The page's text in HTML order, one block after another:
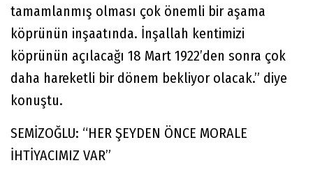
tamamlanmış olması çok önemli bir aşama
köprünün inşaatında. İnşallah kentimizi
köprünün açılacağı 18 Mart 1922’den sonra çok
daha hareketli bir dönem bekliyor olacak.” diye
konuştu.
SEMİZOĞLU: “HER ŞEYDEN ÖNCE MORALE
İHTİYACIMIZ VAR”